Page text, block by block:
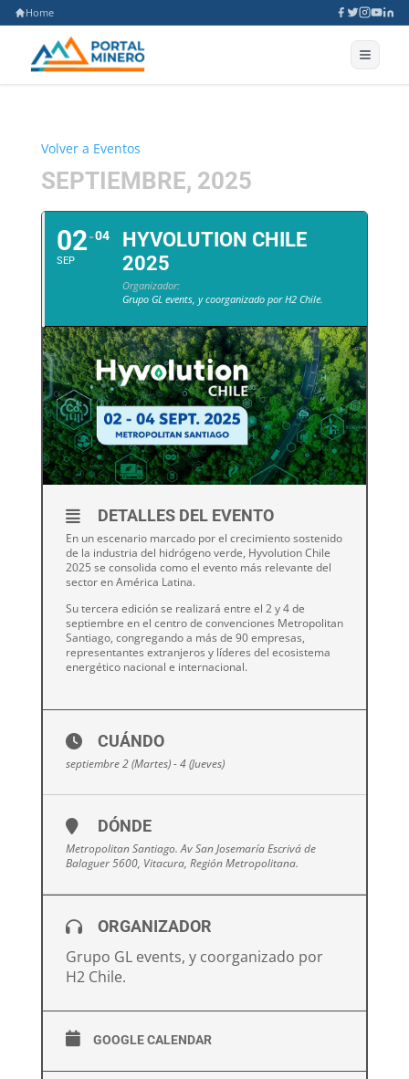
Home
Volver a Eventos
SEPTIEMBRE, 2025
02
SEP
04
HYVOLUTION CHILE
2025
Organizador:
Grupo GL events, y coorganizado por H2 Chile.
DETALLES DEL EVENTO
En un escenario marcado por el crecimiento sostenido
de la industria del hidrógeno verde, Hyvolution Chile
2025 se consolida como el evento más relevante del
sector en América Latina.
Su tercera edición se realizará entre el 2 y 4 de
septiembre en el centro de convenciones Metropolitan
Santiago, congregando a más de 90 empresas,
representantes extranjeros y líderes del ecosistema
energético nacional e internacional.
CUÁNDO
septiembre 2 (Martes) - 4 (Jueves)
DÓNDE
Metropolitan Santiago. Av San Josemaría Escrivá de
Balaguer 5600, Vitacura, Región Metropolitana.
ORGANIZADOR
Grupo GL events, y coorganizado por
H2 Chile.
GOOGLE CALENDAR